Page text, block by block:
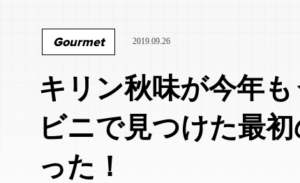
Gourmet 2019.09.26
キリン秋味が今年
ビニで見つけた最
った！